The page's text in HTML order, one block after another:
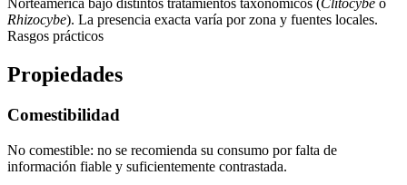
Norteamérica bajo distintos tratamientos taxonómicos (Clitocybe o
Rhizocybe). La presencia exacta varía por zona y fuentes locales.
Rasgos prácticos
Propiedades
Comestibilidad
No comestible: no se recomienda su consumo por falta de
información fiable y suficientemente contrastada.